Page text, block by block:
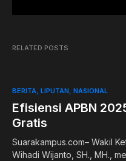
RELATED POSTS
BERITA LIPUTAN NASIONAL
Efisiensi APBN
Gratis
Suarakampus.com– Wakil
Wihadi Wijanto, SH., MH.,